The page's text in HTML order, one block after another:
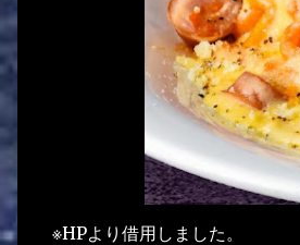
※HPより借用しました。